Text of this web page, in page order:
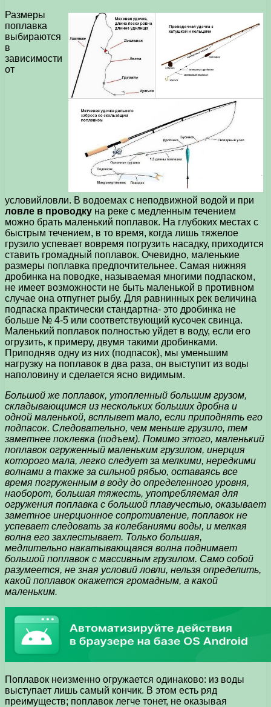
Размеры
поплавка
выбираются
в
зависимости
от
условийловли. В водоемах с неподвижной водой и при
ловле в проводку на реке с медленным течением
можно брать маленький поплавок. На глубоких местах с
быстрым течением, в то время, когда лишь тяжелое
грузило успевает вовремя погрузить насадку, приходится
ставить громадный поплавок. Очевидно, маленькие
размеры поплавка предпочтительнее. Самая нижняя
дробинка на поводке, называемая многими подпаском,
не имеет возможности не быть маленькой в противном
случае она отпугнет рыбу. Для равнинных рек величина
подпаска практически стандартна- это дробинка не
больше № 4-5 или соответствующий кусочек свинца.
Маленький поплавок полностью уйдет в воду, если его
огрузить, к примеру, двумя такими дробинками.
Приподняв одну из них (подпасок), мы уменьшим
нагрузку на поплавок в два раза, он выступит из воды
наполовину и сделается ясно видимым.
Большой же поплавок, утопленный большим грузом,
складывающимся из нескольких больших дробна и
одной маленькой, всплывет мало, если приподнять его
подпасок. Следовательно, чем меньше грузило, тем
заметнее поклевка (подъем). Помимо этого, маленький
поплавок огруженный маленьким грузилом, инерция
которого мала, легко следует за мелкими, нередкими
волнами а также за сильной рябью, оставаясь все
время погруженным в воду до определенного уровня,
наоборот, большая тяжесть, употребляемая для
огружения поплавка с большой плавучестью, оказывает
заметное инерционное сопротивление, поплавок не
успевает следовать за колебаниями воды, и мелкая
волна его захлестывает. Только большая,
медлительно накатывающаяся волна поднимает
большой поплавок с массивным грузилом. Само собой
разумеется, не зная условий ловли, нельзя определить,
какой поплавок окажется громадным, а какой
маленьким.
Поплавок неизменно огружается одинаково: из воды
выступает лишь самый кончик. В этом есть ряд
преимуществ; поплавок легче тонет, не оказывая